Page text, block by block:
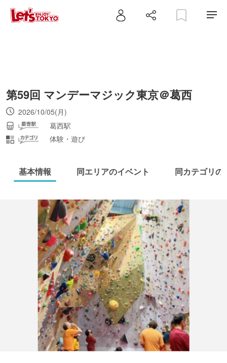
第59回 マンデーマジック東京＠葛西
2026/10/05(月)
葛西駅
体験・遊び
基本情報 同エリアのイベント 同カテゴリの